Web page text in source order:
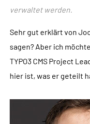
verwaltet werden.
Sehr gut erklärt von
sagen? Aber ich
TYPO3 CMS Project
hier ist, was er geteilt